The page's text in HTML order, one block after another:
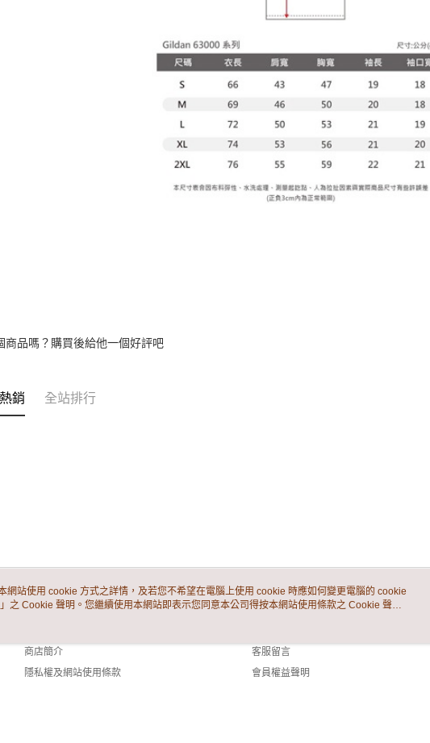
商品嗎？購買後給他一個好評吧
銷 全站排行
關於我們
商店簡介
隱私權及網站使用條款
客服資訊
客服留言
會員權益聲明
網站使用 cookie 方式之詳情，及若您不希望在電腦上使用 cookie 時應如何變更電腦的 cookie
」之 Cookie 聲明。您繼續使用本網站即表示您同意本公司得按本網站使用條款之 Cookie 聲明